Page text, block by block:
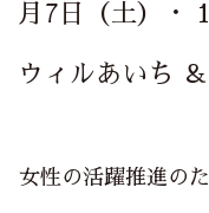
月7日（土）・
ウィルあいち
女性の活躍推進の